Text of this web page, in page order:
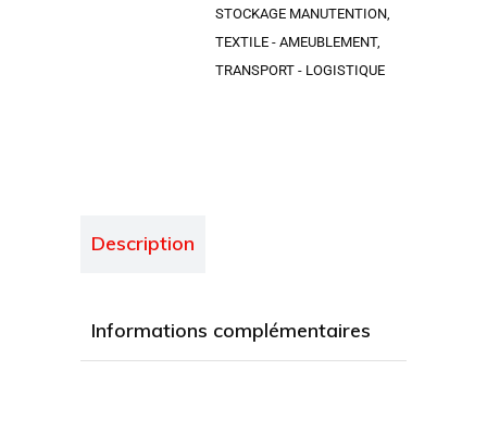
STOCKAGE MANUTENTION,
TEXTILE - AMEUBLEMENT,
TRANSPORT - LOGISTIQUE
Description
Informations complémentaires